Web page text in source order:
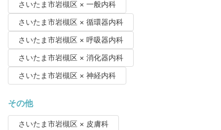
さいたま市岩槻区 × 一般内科
さいたま市岩槻区 × 循環器内科
さいたま市岩槻区 × 呼吸器内科
さいたま市岩槻区 × 消化器内科
さいたま市岩槻区 × 神経内科
その他
さいたま市岩槻区 × 皮膚科